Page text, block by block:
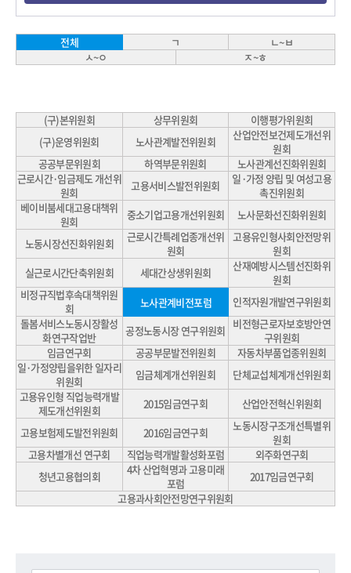
전체 ㄱ
ㄴ~ㅂ
ㅅ~ㅇ
ㅈ~ㅎ
(구)본위원회 상무위원회
이행평가위원회
(구)운영위원회
노사관계발전위원회
산업안전보건제도개선위
원회
공공부문위원회
하역부문위원회
노사관계선진화위원회
근로시간·임금제도 개선위
원회
고용서비스발전위원회
일·가정 양립 및 여성고용
촉진위원회
베이비붐세대고용대책위
원회
중소기업고용개선위원회
노사문화선진화위원회
노동시장선진화위원회
근로시간특례업종개선위
원회
고용유인형사회안전망위
원회
실근로시간단축위원회
세대간상생위원회
산재예방시스템선진화위
원회
비정규직법후속대책위원
회
노사관계비전포럼
인적자원개발연구위원회
돌봄서비스노동시장활성
화연구작업반
공정노동시장 연구위원회 비전형근로자보호방안연
구위원회
임금연구회
공공부문발전위원회
자동차부품업종위원회
일·가정양립을위한 일자리
위원회
임금체계개선위원회
단체교섭체계개선위원회
고용유인형 직업능력개발
제도개선위원회
2015임금연구회
산업안전혁신위원회
고용보험제도발전위원회
2016임금연구회
노동시장구조개선특별위
원회
고용차별개선 연구회
직업능력개발활성화포럼
외주화연구회
청년고용협의회
4차 산업혁명과 고용미래
포럼
2017임금연구회
고용과사회안전망연구위원회